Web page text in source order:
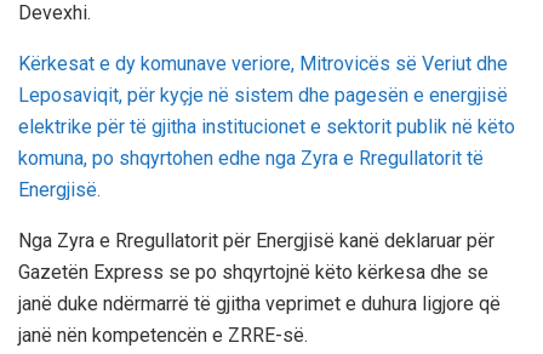
Devexhi.
Kërkesat e dy komunave veriore, Mitrovicës së Veriut dhe
Leposaviqit, për kyçje në sistem dhe pagesën e energjisë
elektrike për të gjitha institucionet e sektorit publik në këto
komuna, po shqyrtohen edhe nga Zyra e Rregullatorit të
Energjisë.
Nga Zyra e Rregullatorit për Energjisë kanë deklaruar për
Gazetën Express se po shqyrtojnë këto kërkesa dhe se
janë duke ndërmarrë të gjitha veprimet e duhura ligjore që
janë nën kompetencën e ZRRE-së.